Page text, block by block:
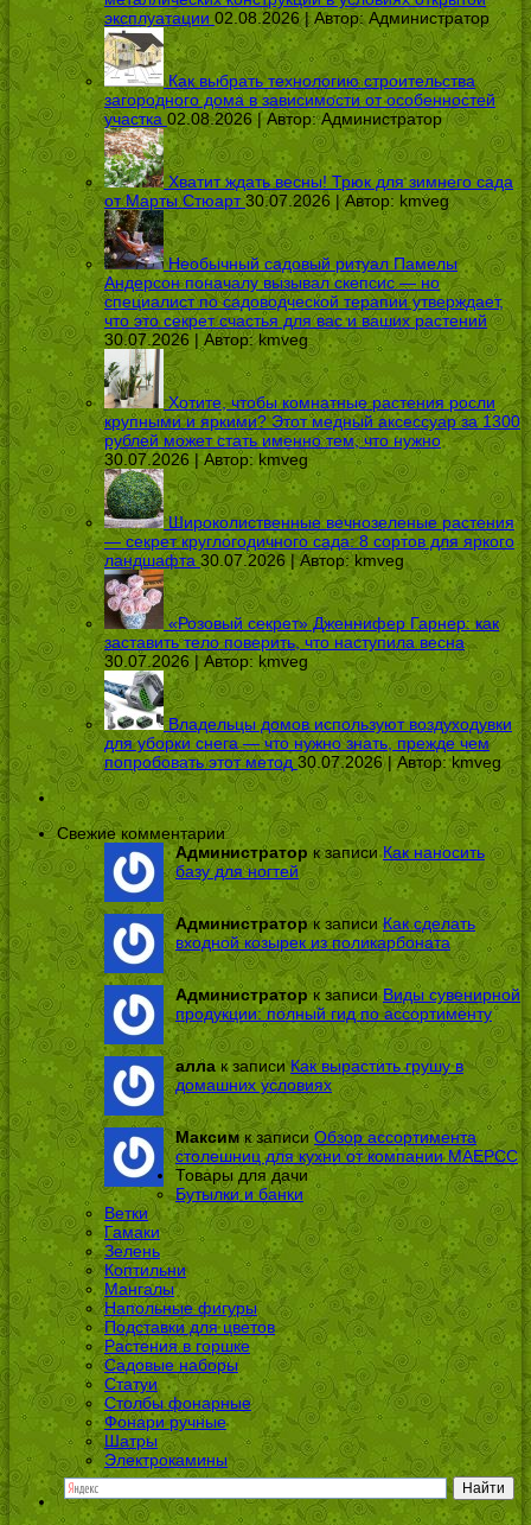
эксплуатации 02.08.2026 | Автор:Администратор
Как выбрать технологию строительства
загородного дома в зависимости от особенностей
участка 02.08.2026 | Автор:Администратор
Хватит ждать весны! Трюк для зимнего сада
от Марты Стюарт 30.07.2026 | Автор: kmveg
Необычный садовый ритуал Памелы
Андерсон поначалу вызывал скепсис — но
специалист по садоводческой терапии утверждает,
что это секрет счастья для вас и ваших растений
30.07.2026 | Автор:kmveg
Хотите, чтобы комнатные растения росли
крупными и яркими? Этот медный аксессуар за 1300
рублей может стать именно тем, что нужно
30.07.2026 | Автор: kmveg
Широколиственные вечнозеленые растения
— секрет круглогодичного сада: 8 сортов для яркого
ландшафта 30.07.2026 | Автор:kmveg
«Розовый секрет» Дженнифер Гарнер: как
заставить тело поверить, что наступила весна
30.07.2026 | Автор: kmveg
Владельцы домов используют воздуходувки
для уборки снега — что нужно знать, прежде чем
попробовать этот метод 30.07.2026 | Автор:kmveg
Свежие комментарии
Администратор к записиКак наносить
базу для ногтей
Администраторк записиКак сделать
входной козырек из поликарбоната
Администраторк записиВиды сувенирной
продукции: полный гид по ассортименту
алла к записиКак вырастить грушу в
домашних условиях
Максимк записи Обзор ассортимента
столешниц для кухни от компании МАЕРСС
Товары для дачи
Бутылки и банки
Ветки
Гамаки
Зелень
Коптильни
Мангалы
Напольные фигуры
Подставки для цветов
Растения в горшке
Садовые наборы
Статуи
Столбы фонарные
Фонари ручные
Шатры
Электрокамины